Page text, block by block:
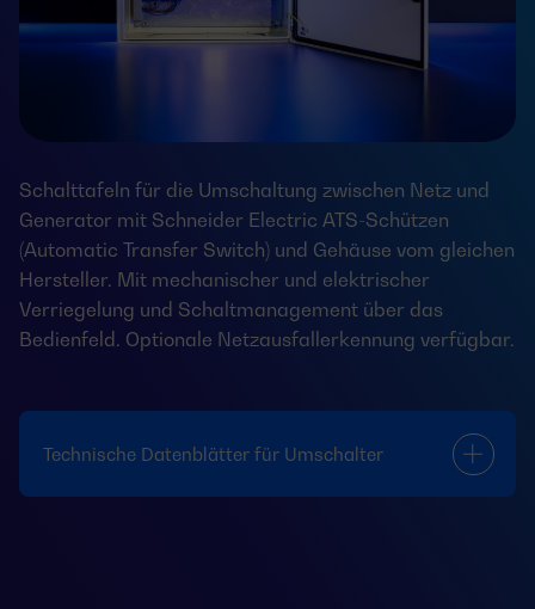
Schalttafeln für die Umschaltung zwischen Netz und
Generator mit Schneider Electric ATS-Schützen
(Automatic Transfer Switch) und Gehäuse vom gleichen
Hersteller. Mit mechanischer und elektrischer
Verriegelung und Schaltmanagement über das
Bedienfeld. Optionale Netzausfallerkennung verfügbar.
Technische Datenblätter für Umschalter